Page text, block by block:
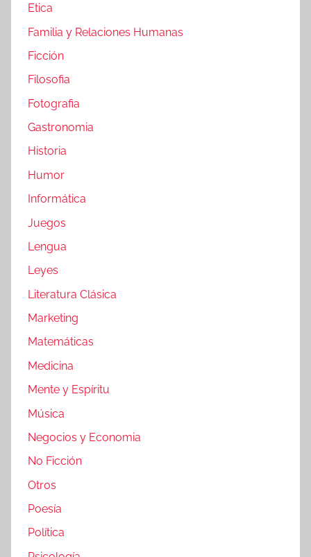
Etica
Familia y Relaciones Humanas
Ficción
Filosofia
Fotografia
Gastronomia
Historia
Humor
Informática
Juegos
Lengua
Leyes
Literatura Clásica
Marketing
Matemáticas
Medicina
Mente y Espíritu
Música
Negocios y Economia
No Ficción
Otros
Poesía
Política